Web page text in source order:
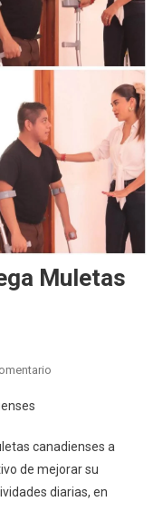
Muletas
En
Entrega
Muletas
Canadienses
canadienses a
de mejorar su
diarias, en